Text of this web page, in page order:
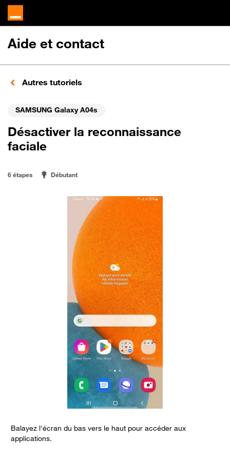
Aide et contact
Autres tutoriels
SAMSUNG Galaxy A04s
Désactiver la reconnaissance
faciale
6 étapes Débutant
Balayez l'écran du bas vers le haut pour accéder aux
applications.